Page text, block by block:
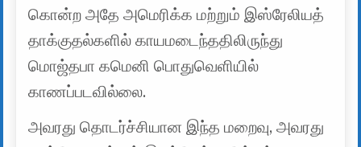
கொன்ற அதே அமெரிக்க மற்றும் இஸ்ரேலியத்
தாக்குதல்களில் காயமடைந்ததிலிருந்து
மொஜ்தபா கமெனி பொதுவெளியில்
காணப்படவில்லை.
அவரது தொடர்ச்சியான இந்த மறைவு, அவரது